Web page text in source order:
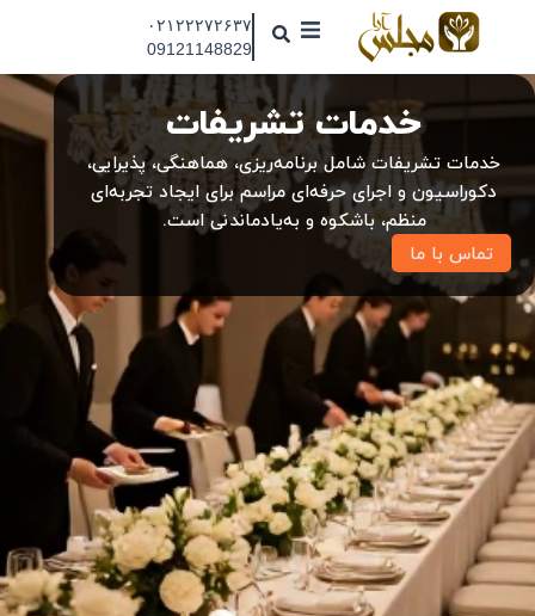
محتوا
مقالات
نمایشگاه ها
درباره ما
تماس با ما
جذب نیرو
۰۲۱۲۲۲۷۲۶۳۷
09121148829
خدمات تشریفات
خدمات تشریفات شامل برنامه‌ریزی، هماهنگی، پذیرایی،
دکوراسیون و اجرای حرفه‌ای مراسم برای ایجاد تجربه‌ای
منظم، باشکوه و به‌یادماندنی است.
تماس با ما